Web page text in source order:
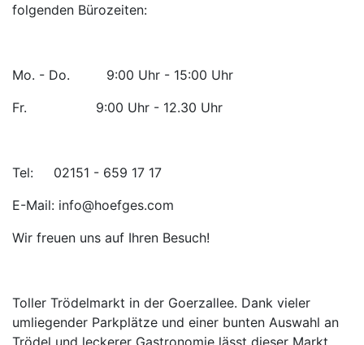
folgenden Bürozeiten:
Mo. - Do. 9:00 Uhr - 15:00 Uhr
Fr. 9:00 Uhr - 12.30 Uhr
Tel: 02151 - 659 17 17
E-Mail: info@hoefges.com
Wir freuen uns auf Ihren Besuch!
Toller Trödelmarkt in der Goerzallee. Dank vieler
umliegender Parkplätze und einer bunten Auswahl an